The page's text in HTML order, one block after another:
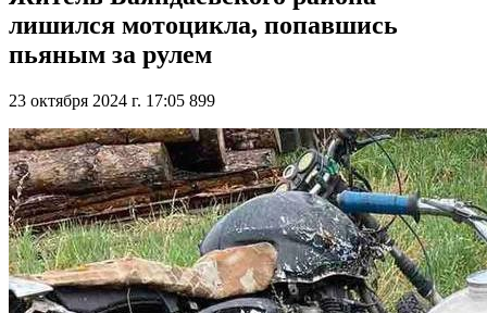
лишился мотоцикла, попавшись
пьяным за рулем
23 октября 2024 г. 17:05 899